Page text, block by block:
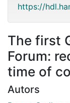
https://
The first
Forum:
time of
Autors